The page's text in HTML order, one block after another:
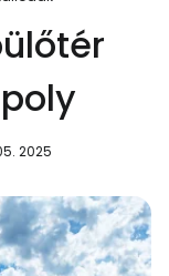
2025